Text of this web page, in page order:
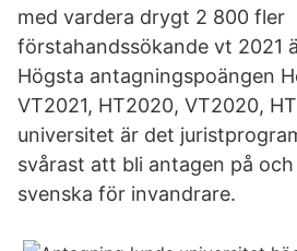
med vardera drygt 2 800 fler
förstahandssökande vt 2021
Högsta antagningspoängen
VT2021, HT2020, VT2020,
universitet är det
svårast att bli antagen på
svenska för invandrare.